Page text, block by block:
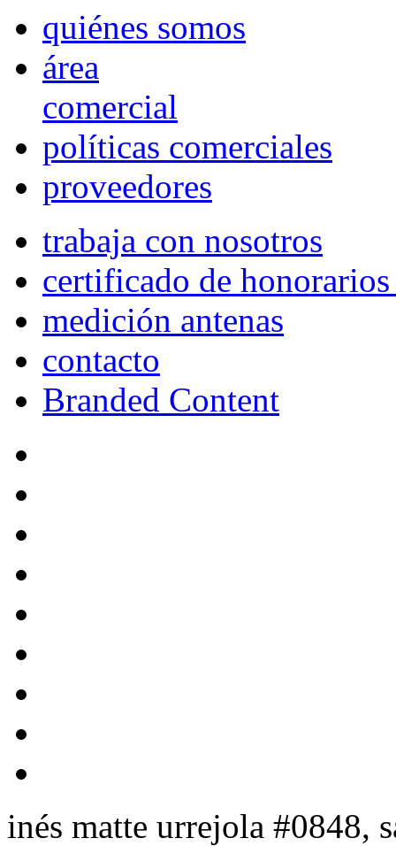
quiénes somos
área
comercial
políticas comerciales
proveedores
trabaja con nosotros
certificado de
medición antenas
contacto
Branded Content
inés matte urrejola #0848,